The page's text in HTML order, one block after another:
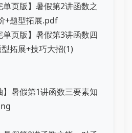
页版】暑假第2讲函数之
+题型拓展.pdf
页版】暑假第3讲函数四
拓展+技巧大招(1)
暑假第1讲函数三要素知